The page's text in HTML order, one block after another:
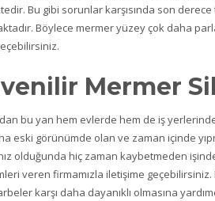
Bu gibi sorunlar karşısında son
Böylece mermer yüzey çok daha
Mermer
bu yan hem evlerde hem de iş
eski görünümde olan ve zaman içinde
olduğunda hiç zaman kaybetmeden
veren firmamızla iletişime
karşı daha dayanıklı olmasına